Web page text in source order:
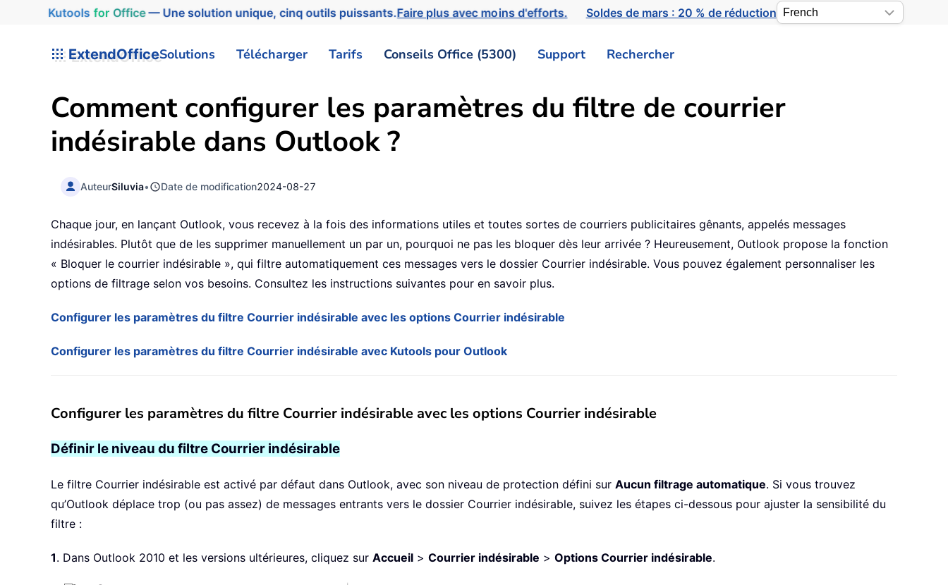
Kutools for Office— Une solution unique, cinq outils puissants.Faire plus avec moins d'efforts. Soldes de mars : 20 % de réduction
ExtendOfficeSolutions Télécharger Tarifs Conseils Office (5300) Support Rechercher
Comment configurer les paramètres du filtre de courrier
indésirable dans Outlook ?
AuteurSiluvia• Date de modification2024-08-27
Chaque jour, en lançant Outlook, vous recevez à la fois des informations utiles et toutes sortes de courriers publicitaires gênants, appelés messages
indésirables. Plutôt que de les supprimer manuellement un par un, pourquoi ne pas les bloquer dès leur arrivée ? Heureusement, Outlook propose la fonction
« Bloquer le courrier indésirable », qui filtre automatiquement ces messages vers le dossier Courrier indésirable. Vous pouvez également personnaliser les
options de filtrage selon vos besoins. Consultez les instructions suivantes pour en savoir plus.
Configurer les paramètres du filtre Courrier indésirable avec les options Courrier indésirable
Configurer les paramètres du filtre Courrier indésirable avec Kutools pour Outlook
Configurer les paramètres du filtre Courrier indésirable avec les options Courrier indésirable
Définir le niveau du filtre Courrier indésirable
Le filtre Courrier indésirable est activé par défaut dans Outlook, avec son niveau de protection défini sur Aucun filtrage automatique. Si vous trouvez
qu’Outlook déplace trop (ou pas assez) de messages entrants vers le dossier Courrier indésirable, suivez les étapes ci-dessous pour ajuster la sensibilité du
filtre :
1. Dans Outlook 2010 et les versions ultérieures, cliquez sur Accueil > Courrier indésirable > Options Courrier indésirable.